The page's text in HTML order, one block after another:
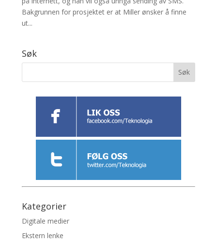
Bakgrunnen for prosjektet er at Miller ønsker å finne
ut...
Søk
Kategorier
Digitale medier
Ekstern lenke